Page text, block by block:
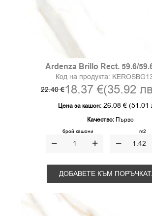
Ardenza Brillo Rect. 59.6/
Код на продукта:
22.40 €18.37 €(35.92
Цена за кашон: 26.08 € (51.01
Качество:Първо
брой кашони m2
ДОБАВЕТЕ КЪМ